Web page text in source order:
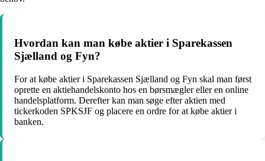
Hvordan kan man købe aktier i Sparekassen
Sjælland og Fyn?
For at købe aktier i Sparekassen Sjælland og Fyn skal man først
oprette en aktiehandelskonto hos en børsmægler eller en online
handelsplatform. Derefter kan man søge efter aktien med
tickerkoden SPKSJF og placere en ordre for at købe aktier i
banken.